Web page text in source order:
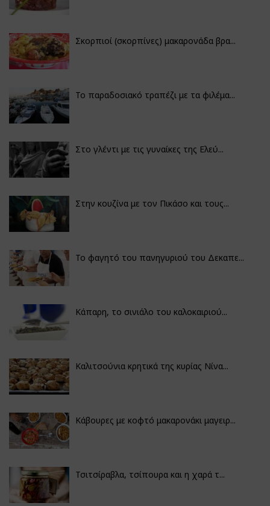
Σκορπιοί (σκορπίνες) μακαρονάδα βρα...
Το παραδοσιακό τραπέζι με τα φιλέμα...
Στο γλέντι με τις γυναίκες της Ελεύ...
Στην κουζίνα με τον Πικάσο και τους...
Το φαγητό του πανηγυριού του Δεκαπε...
Κάπαρη, το σινιάλο του καλοκαιριού...
Καλιτσούνια κρητικά της κυρίας Νίνα...
Κάβουρες με κοφτό μακαρονάκι μαγειρ...
Τσιτσίραβλα, τσίπουρα και η χαρά τ...